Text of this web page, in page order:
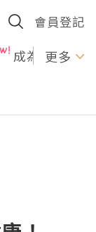
會員登記
成為U更多